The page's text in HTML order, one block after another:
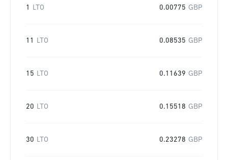
1 LTO 0.00775 GBP
11 LTO 0.08535 GBP
15 LTO 0.11639 GBP
20 LTO 0.15518 GBP
30 LTO 0.23278 GBP